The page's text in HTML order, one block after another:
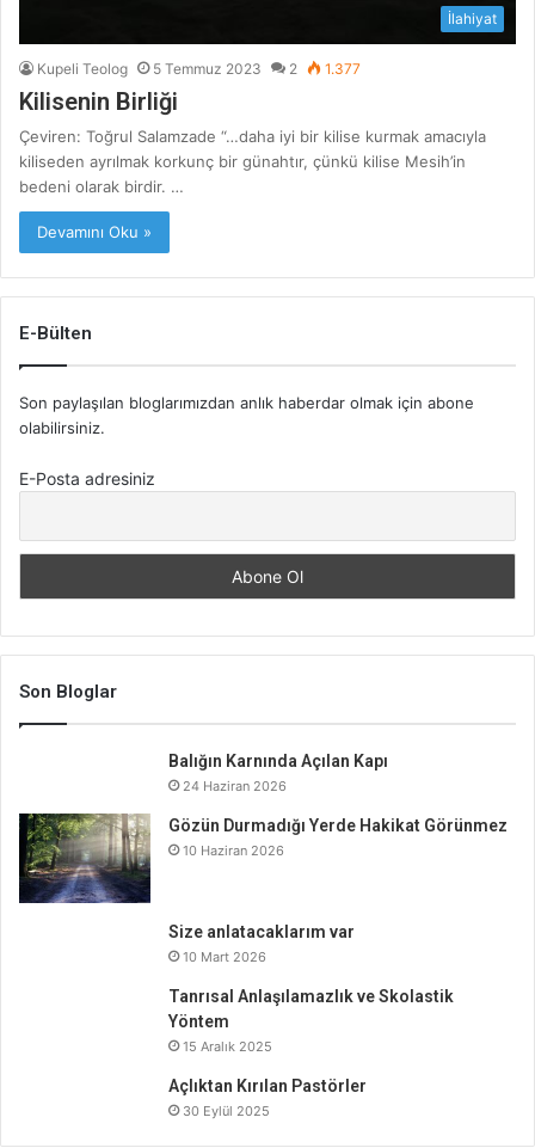
İlahiyat
Kupeli Teolog 5 Temmuz 2023 2 1.377
Kilisenin Birliği
Çeviren: Toğrul Salamzade “…daha iyi bir kilise kurmak amacıyla
kiliseden ayrılmak korkunç bir günahtır, çünkü kilise Mesih’in
bedeni olarak birdir. …
Devamını Oku »
E-Bülten
Son paylaşılan bloglarımızdan anlık haberdar olmak için abone
olabilirsiniz.
E-Posta adresiniz
Son Bloglar
Balığın Karnında Açılan Kapı
24 Haziran 2026
Gözün Durmadığı Yerde Hakikat Görünmez
10 Haziran 2026
Size anlatacaklarım var
10 Mart 2026
Tanrısal Anlaşılamazlık ve Skolastik
Yöntem
15 Aralık 2025
Açlıktan Kırılan Pastörler
30 Eylül 2025